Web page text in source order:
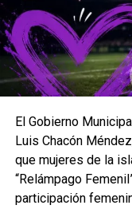
El Gobierno
Luis Chacón
que mujeres de la
“Relámpago
participación